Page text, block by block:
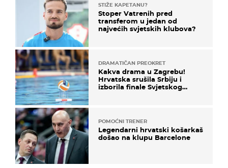
STIŽE KAPETANU?
Stoper Vatrenih pred
transferom u jedan od
najvećih svjetskih klubova?
DRAMATIČAN PREOKRET
Kakva drama u Zagrebu!
Hrvatska srušila Srbiju i
izborila finale Svjetskog
POMOĆNI TRENER
Legendarni hrvatski košarkaš
došao na klupu Barcelone